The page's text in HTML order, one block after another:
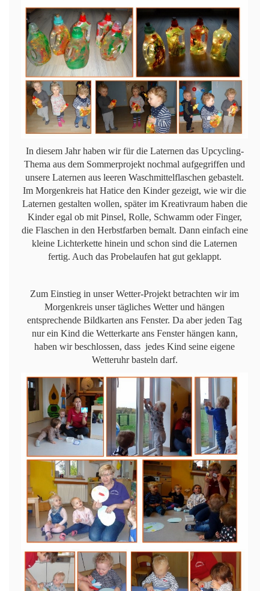
In diesem Jahr haben wir für die Laternen das Upcycling-
Thema aus dem Sommerprojekt nochmal aufgegriffen und
unsere Laternen aus leeren Waschmittelflaschen gebastelt.
Im Morgenkreis hat Hatice den Kinder gezeigt, wie wir die
Laternen gestalten wollen, später im Kreativraum haben die
Kinder egal ob mit Pinsel, Rolle, Schwamm oder Finger,
die Flaschen in den Herbstfarben bemalt. Dann einfach eine
kleine Lichterkette hinein und schon sind die Laternen
fertig. Auch das Probelaufen hat gut geklappt.
Zum Einstieg in unser Wetter-Projekt betrachten wir im
Morgenkreis unser tägliches Wetter und hängen
entsprechende Bildkarten ans Fenster. Da aber jeden Tag
nur ein Kind die Wetterkarte ans Fenster hängen kann,
haben wir beschlossen, dass jedes Kind seine eigene
Wetteruhr basteln darf.